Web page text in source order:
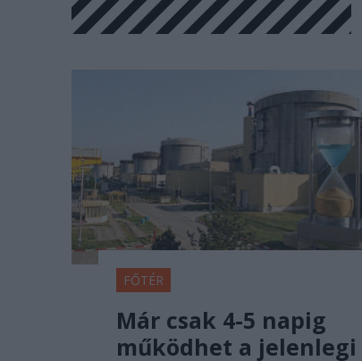
FŐTÉR
Már csak 4-5 napig
működhet a jelenlegi